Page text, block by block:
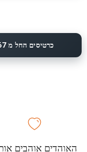
כרטיסים החל מ $67
האוהדים אוהבים